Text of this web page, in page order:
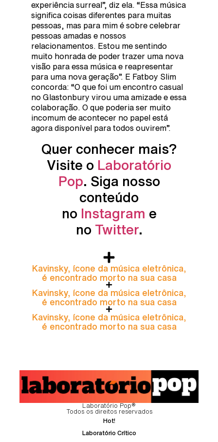
experiência surreal”, diz ela. “Essa música
significa coisas diferentes para muitas
pessoas, mas para mim é sobre celebrar
pessoas amadas e nossos
relacionamentos. Estou me sentindo
muito honrada de poder trazer uma nova
visão para essa música e reapresentar
para uma nova geração”. E Fatboy Slim
concorda: “O que foi um encontro casual
no Glastonbury virou uma amizade e essa
colaboração. O que poderia ser muito
incomum de acontecer no papel está
agora disponível para todos ouvirem”.
Quer conhecer mais?
Visite o Laboratório
Pop. Siga nosso
conteúdo
no Instagram e
no Twitter.
Kavinsky, ícone da música eletrônica,
é encontrado morto na sua casa
Kavinsky, ícone da música eletrônica,
é encontrado morto na sua casa
Kavinsky, ícone da música eletrônica,
é encontrado morto na sua casa
Laboratório Pop®
Todos os direitos reservados
Hot!
Laboratório Crítico